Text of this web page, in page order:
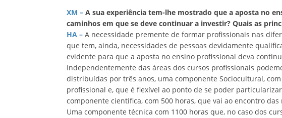
XM – A sua experiência tem-lhe mostrado que a aposta no
caminhos em que se deve continuar a investir? Quais as
HA – A necessidade premente de formar profissionais nas
que tem, ainda, necessidades de pessoas devidamente
evidente para que a aposta no ensino profissional deva
Independentemente das áreas dos cursos profissionais
distribuídas por três anos, uma componente Sociocultural,
profissional e, que é flexível ao ponto de se poder
componente cientifica, com 500 horas, que vai ao encontro
Uma componente técnica com 1100 horas que, no caso dos